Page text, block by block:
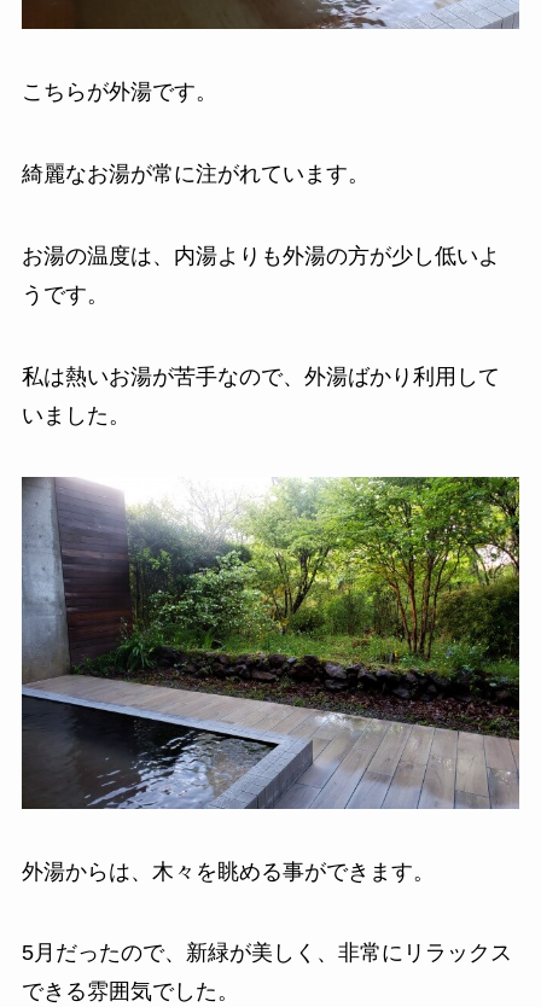
こちらが外湯です。
綺麗なお湯が常に注がれています。
お湯の温度は、内湯よりも外湯の方が少し低いよ
うです。
私は熱いお湯が苦手なので、外湯ばかり利用して
いました。
外湯からは、木々を眺める事ができます。
5月だったので、新緑が美しく、非常にリラックス
できる雰囲気でした。